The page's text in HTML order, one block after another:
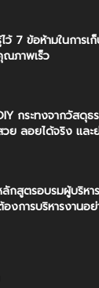
ว้ 7 ข้อห้ามในการ
ณภาพเร็ว
กระทงจากวัสดุธ
ย ลอยได้จริง และ
กสูตรอบรมผู้บริหา
งการบริหารงานอ